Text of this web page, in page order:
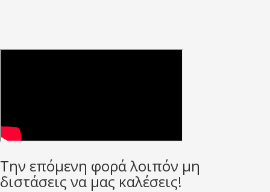
Την επόμενη φορά λοιπόν μη
διστάσεις να μας καλέσεις!